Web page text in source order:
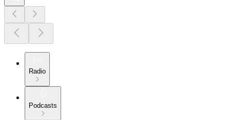
Radio
Podcasts